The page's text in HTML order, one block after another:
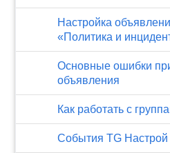
Настройка
«Политика и
Основные ошибки
объявления
Как работать с
События TG Настрой